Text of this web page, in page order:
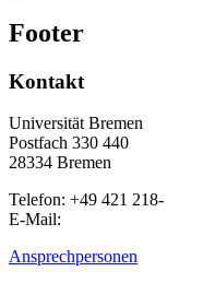
Footer
Kontakt
Universität Bremen
Postfach 330 440
28334 Bremen
Telefon: +49 421 218-
E-Mail:
Ansprechpersonen